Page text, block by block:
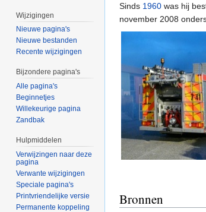
Sinds 1960 was hij
november 2008
Bronnen
Wijzigingen
Nieuwe pagina's
Nieuwe bestanden
Recente wijzigingen
Bijzondere pagina's
Alle pagina's
Beginnetjes
Willekeurige pagina
Zandbak
Hulpmiddelen
Verwijzingen naar deze
pagina
Verwante wijzigingen
Speciale pagina's
Printvriendelijke versie
Permanente koppeling